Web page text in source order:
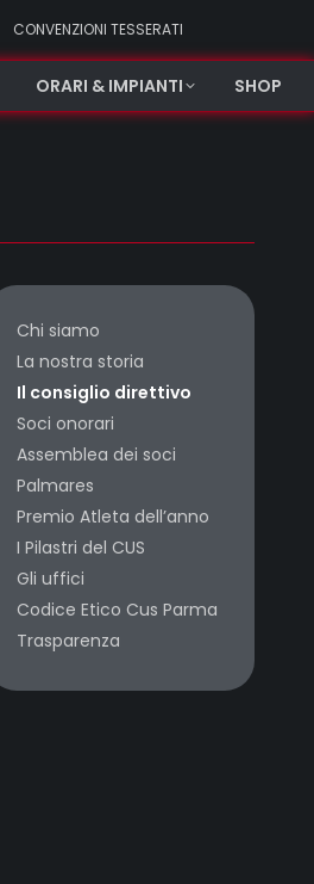
CONVENZIONI TESSERATI
ORARI & IMPIANTI SHOP
Chi siamo
La nostra storia
Il consiglio direttivo
Soci onorari
Assemblea dei soci
Palmares
Premio Atleta dell’anno
I Pilastri del CUS
Gli uffici
Codice Etico Cus Parma
Trasparenza